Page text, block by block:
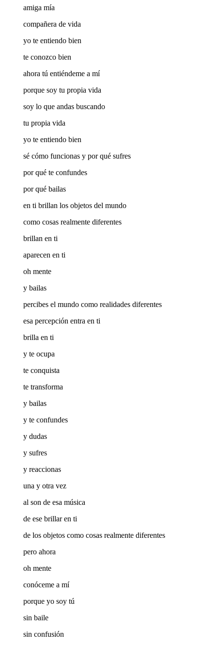
amiga mía
compañera de vida
yo te entiendo bien
te conozco bien
ahora tú entiéndeme a mí
porque soy tu propia vida
soy lo que andas buscando
tu propia vida
yo te entiendo bien
sé cómo funcionas y por qué sufres
por qué te confundes
por qué bailas
en ti brillan los objetos del mundo
como cosas realmente diferentes
brillan en ti
aparecen en ti
oh mente
y bailas
percibes el mundo como realidades diferentes
esa percepción entra en ti
brilla en ti
y te ocupa
te conquista
te transforma
y bailas
y te confundes
y dudas
y sufres
y reaccionas
una y otra vez
al son de esa música
de ese brillar en ti
de los objetos como cosas realmente diferentes
pero ahora
oh mente
conóceme a mí
porque yo soy tú
sin baile
sin confusión